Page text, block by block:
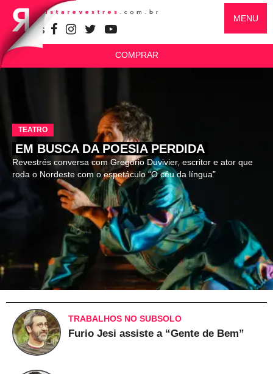
SIGA-NOS
MENU
COMPRAR
TEATRO
EM BUSCA DA POESIA PERDIDA
Revestrés conversa com Gregório Duvivier, escritor e ator que
roda o Nordeste com o espetáculo “O céu da língua”
TRABALHOS NO SUBSOLO
Furio Jesi assiste a “Gente de Bem”